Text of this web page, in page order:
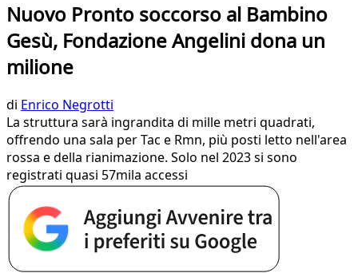
Nuovo Pronto soccorso al Bambino
Gesù, Fondazione Angelini dona un
milione
di Enrico Negrotti
La struttura sarà ingrandita di mille metri quadrati,
offrendo una sala per Tac e Rmn, più posti letto nell'area
rossa e della rianimazione. Solo nel 2023 si sono
registrati quasi 57mila accessi